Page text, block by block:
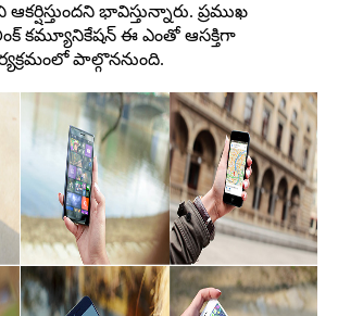
భావిస్తున్నారు. ప్రముఖ
కమ్యూనికేషన్ ఈ ఎంతో ఆసక్తిగా
పాల్గొననుంది.